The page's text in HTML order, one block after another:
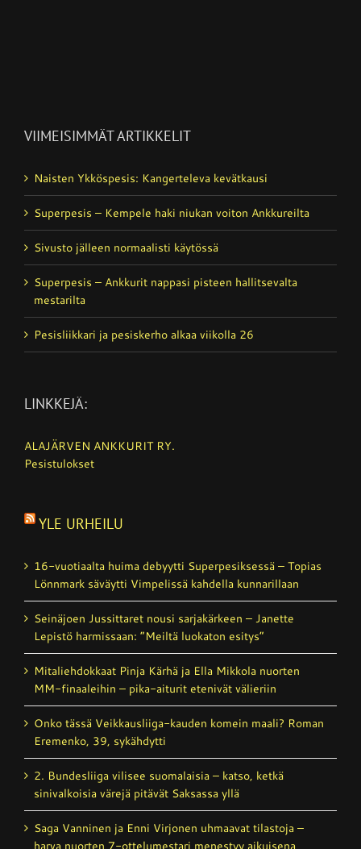
VIIMEISIMMÄT ARTIKKELIT
Naisten Ykköspesis: Kangerteleva kevätkausi
Superpesis – Kempele haki niukan voiton Ankkureilta
Sivusto jälleen normaalisti käytössä
Superpesis – Ankkurit nappasi pisteen hallitsevalta
mestarilta
Pesisliikkari ja pesiskerho alkaa viikolla 26
LINKKEJÄ:
ALAJÄRVEN ANKKURIT RY.
Pesistulokset
YLE URHEILU
16-vuotiaalta huima debyytti Superpesiksessä – Topias
Lönnmark säväytti Vimpelissä kahdella kunnarillaan
Seinäjoen Jussittaret nousi sarjakärkeen – Janette
Lepistö harmissaan: ”Meiltä luokaton esitys”
Mitaliehdokkaat Pinja Kärhä ja Ella Mikkola nuorten
MM-finaaleihin – pika-aiturit etenivät välieriin
Onko tässä Veikkausliiga-kauden komein maali? Roman
Eremenko, 39, sykähdytti
2. Bundesliiga vilisee suomalaisia – katso, ketkä
sinivalkoisia värejä pitävät Saksassa yllä
Saga Vanninen ja Enni Virjonen uhmaavat tilastoja –
harva nuorten 7-ottelumestari menestyy aikuisena